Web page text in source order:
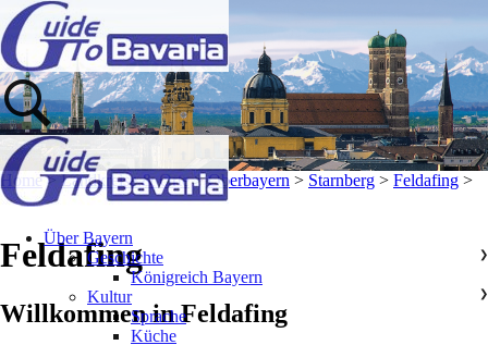
Home>Landkreise & Orte>Oberbayern > Starnberg > Feldafing >
Feldafing
Willkommen in Feldafing
Über Bayern
Geschichte
❯
Königreich Bayern
Kultur
❯
Sprache
Küche